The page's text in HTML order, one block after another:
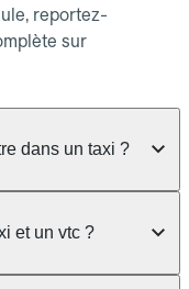
reportez-
sur
dans un taxi ?
3 bagages
"Message
et un vtc ?